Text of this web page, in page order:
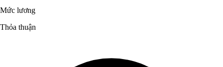
Mức lương
Thỏa thuận